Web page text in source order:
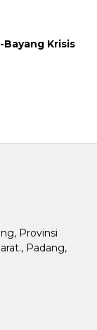
Krisis
Provinsi
Padang,